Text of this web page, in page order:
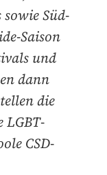
Süd-
Saison
und
dann
die
LGBT-
CSD-